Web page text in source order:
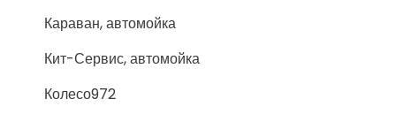
Караван, автомойка
Кит-Сервис, автомойка
Колесо972